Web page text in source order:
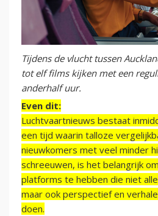
Tijdens de vlucht tussen
tot elf films kijken met een
anderhalf uur.
Even dit:
Luchtvaartnieuws bestaat
een tijd waarin talloze
nieuwkomers met veel minder
schreeuwen, is het belangrijk
platforms te hebben die niet
maar ook perspectief en
doen.